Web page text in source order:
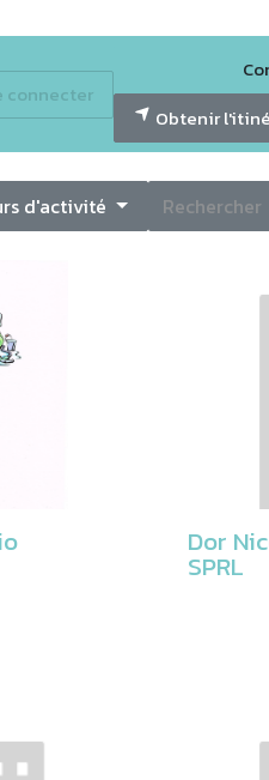
Newsletter GECO
connecter
Obtenir
d'activité
Dor
SPRL